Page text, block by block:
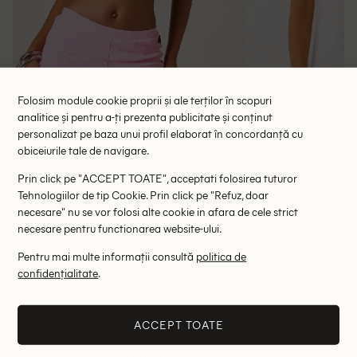
39.50 lei
RRP: 79.00 lei
Folosim module cookie proprii și ale terților în scopuri
analitice și pentru a-ți prezenta publicitate și conținut
personalizat pe baza unui profil elaborat în concordanță cu
obiceiurile tale de navigare.
Prin click pe "ACCEPT TOATE", acceptati folosirea tuturor
Tehnologiilor de tip Cookie. Prin click pe "Refuz, doar
necesare" nu se vor folosi alte cookie in afara de cele strict
necesare pentru functionarea website-ului.
Pentru mai multe informații consultă politica de
confidențialitate.
ACCEPT TOATE